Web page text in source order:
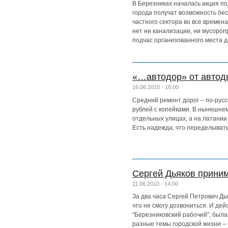
В Березниках началась акция
города получат возможность
частного сектора во все
нет ни канализации, ни
подчас организованного места
«…автодор» от
16.06.2010 - 16:00
Средний ремонт дорог – по-
рублей с копейками. В
отдельных улицах, а на
Есть надежда, что
Сергей Дьяков
11.06.2010 - 14:00
За два часа Сергей Петрович
что не смогу дозвониться. И
"Березниковский рабочий",
разные темы городской жизни –